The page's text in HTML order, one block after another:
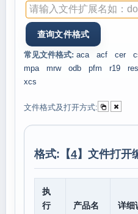
常见文件格式: aca acf cer
mpa
mrw odb pfm r19 res
xcs
文件格式及打开方式:
格式:【4】文件打开
执
行
产品名
详细